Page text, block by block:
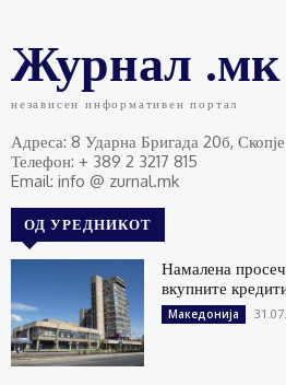
Журнал .мк
независен информативен портал
Адреса: 8 Ударна Бригада 20б, Скопје
Телефон: + 389 2 3217 815
Email: info @ zurnal.mk
ОД УРЕДНИКОТ
Намалена
вкупните
Македонија